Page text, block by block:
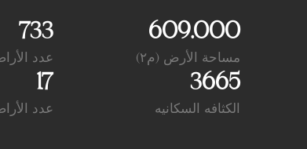
مساحة الأرض (م٢)
609.000
عدد
733
الكثافه السكانيه
3665
عدد
17